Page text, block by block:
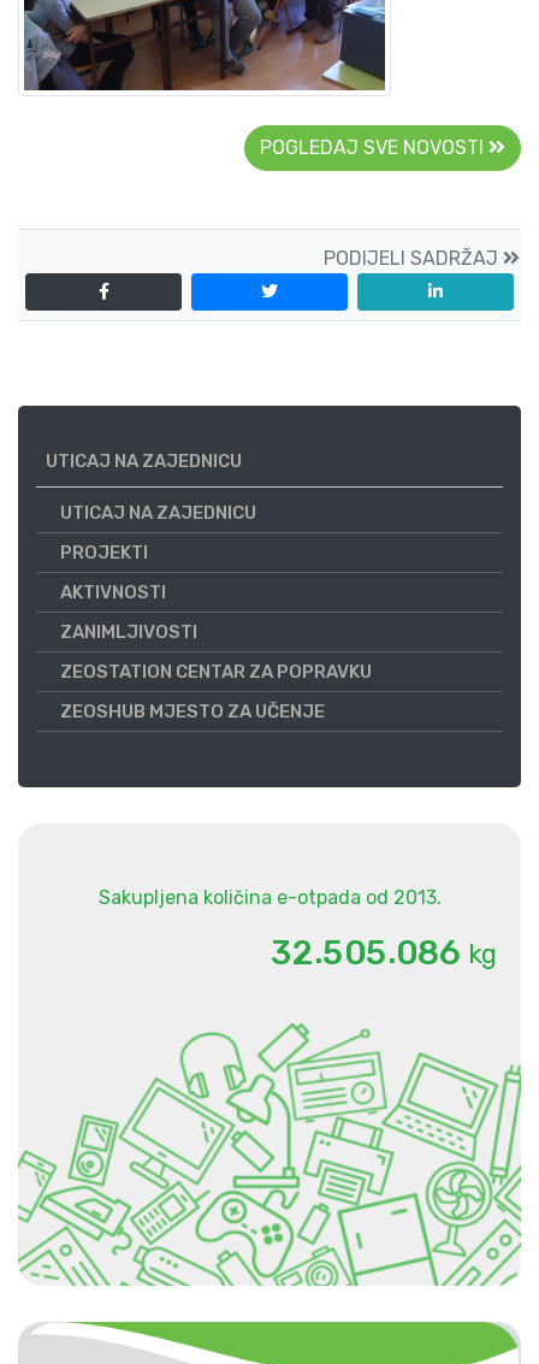
POGLEDAJ SVE NOVOSTI
PODIJELI SADRŽAJ
UTICAJ NA ZAJEDNICU
UTICAJ NA ZAJEDNICU
PROJEKTI
AKTIVNOSTI
ZANIMLJIVOSTI
ZEOSTATION CENTAR ZA POPRAVKU
ZEOSHUB MJESTO ZA UČENJE
Sakupljena količina e-otpada od 2013.
32.505.086 kg